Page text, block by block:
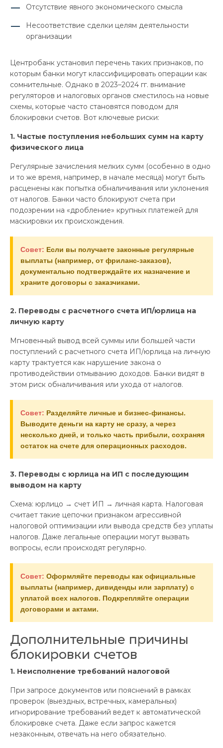
Отсутствие явного экономического смысла
Несоответствие сделки целям деятельности
организации
Центробанк установил перечень таких признаков, по
которым банки могут классифицировать операции как
сомнительные. Однако в 2023–2024 гг. внимание
регуляторов и налоговых органов сместилось на новые
схемы, которые часто становятся поводом для
блокировки счетов. Вот ключевые риски:
1. Частые поступления небольших сумм на карту
физического лица
Регулярные зачисления мелких сумм (особенно в одно
и то же время, например, в начале месяца) могут быть
расценены как попытка обналичивания или уклонения
от налогов. Банки часто блокируют счета при
подозрении на «дробление» крупных платежей для
маскировки их происхождения.
Совет: Если вы получаете законные регулярные
выплаты (например, от фриланс-заказов),
документально подтверждайте их назначение и
храните договоры с заказчиками.
2. Переводы с расчетного счета ИП/юрлица на
личную карту
Мгновенный вывод всей суммы или большей части
поступлений с расчетного счета ИП/юрлица на личную
карту трактуется как нарушение закона о
противодействии отмыванию доходов. Банки видят в
этом риск обналичивания или ухода от налогов.
Совет: Разделяйте личные и бизнес-финансы.
Выводите деньги на карту не сразу, а через
несколько дней, и только часть прибыли, сохраняя
остаток на счете для операционных расходов.
3. Переводы с юрлица на ИП с последующим
выводом на карту
Схема: юрлицо → счет ИП → личная карта. Налоговая
считает такие цепочки признаком агрессивной
налоговой оптимизации или вывода средств без уплаты
налогов. Даже легальные операции могут вызвать
вопросы, если происходят регулярно.
Совет: Оформляйте переводы как официальные
выплаты (например, дивиденды или зарплату) с
уплатой всех налогов. Подкрепляйте операции
договорами и актами.
Дополнительные причины
блокировки счетов
1. Неисполнение требований налоговой
При запросе документов или пояснений в рамках
проверок (выездных, встречных, камеральных)
игнорирование требований ведет к автоматической
блокировке счета. Даже если запрос кажется
незаконным, отвечать на него обязательно.